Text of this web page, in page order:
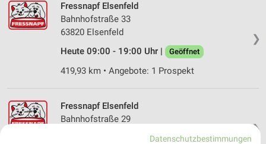
❯
Fressnapf Elsenfeld
Bahnhofstraße 33
63820 Elsenfeld
Heute 09:00 - 19:00 Uhr |
Geöffnet
419,93 km • Angebote: 1 Prospekt
❯
Fressnapf Elsenfeld
Bahnhofstraße 29
Datenschutzbestimmungen